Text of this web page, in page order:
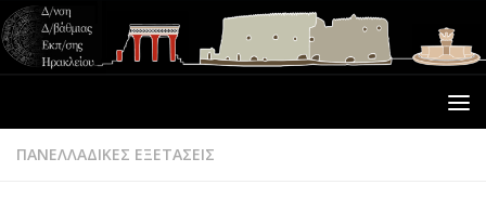
ΠΑΝΕΛΛΑΔΙΚΕΣ ΕΞΕΤΑΣΕΙΣ